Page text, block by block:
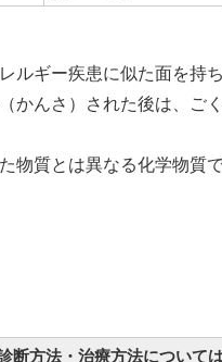
ルギー疾患に似た面を持
かんさ）された後は、ご
物質とは異なる化学物質
断方法・治療方法について